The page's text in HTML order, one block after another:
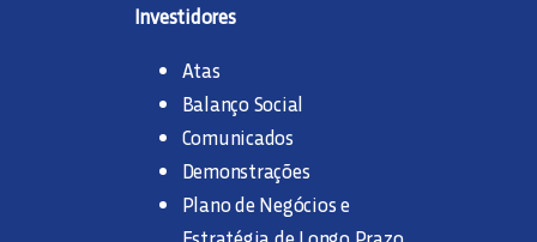
Investidores
Atas
Balanço Social
Comunicados
Demonstrações
Plano de Negócios e